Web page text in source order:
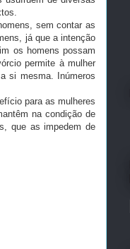
sem contar as
já que a intenção
os homens possam
permite à mulher
si mesma. Inúmeros
para as mulheres
na condição de
que as impedem de